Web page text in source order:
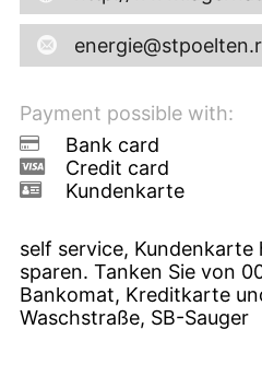
Payment possible with:
Bank card
Credit card
Kundenkarte
self service, Kundenkarte
sparen. Tanken Sie von
Bankomat, Kreditkarte
Waschstraße, SB-Sauger